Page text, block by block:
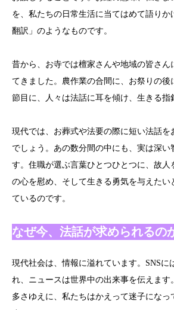
を、私たちの日常生活に当てはめて語りか
翻訳」のようなものです。
昔から、お寺では檀家さんや地域の皆さん
てきました。農作業の合間に、お祭りの後
節目に、人々は法話に耳を傾け、生きる指
現代では、お葬式や法要の際に短い法話を
でしょう。あの数分間の中にも、実は深い
す。住職が選ぶ言葉ひとつひとつに、故人
の心を慰め、そして生きる勇気を与えたい
ているのです。
なぜ今、法話が求められるの
現代社会は、情報に溢れています。SNSに
れ、ニュースは世界中の出来事を伝えます
多さゆえに、私たちはかえって迷子になっ